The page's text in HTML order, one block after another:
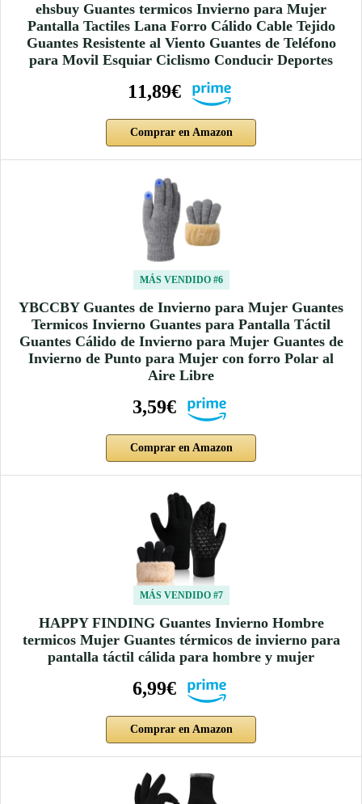
ehsbuy Guantes termicos Invierno para Mujer
Pantalla Tactiles Lana Forro Cálido Cable Tejido
Guantes Resistente al Viento Guantes de Teléfono
para Movil Esquiar Ciclismo Conducir Deportes
11,89€
Comprar en Amazon
MÁS VENDIDO #6
YBCCBY Guantes de Invierno para Mujer Guantes
Termicos Invierno Guantes para Pantalla Táctil
Guantes Cálido de Invierno para Mujer Guantes de
Invierno de Punto para Mujer con forro Polar al
Aire Libre
3,59€
Comprar en Amazon
MÁS VENDIDO #7
HAPPY FINDING Guantes Invierno Hombre
termicos Mujer Guantes térmicos de invierno para
pantalla táctil cálida para hombre y mujer
6,99€
Comprar en Amazon